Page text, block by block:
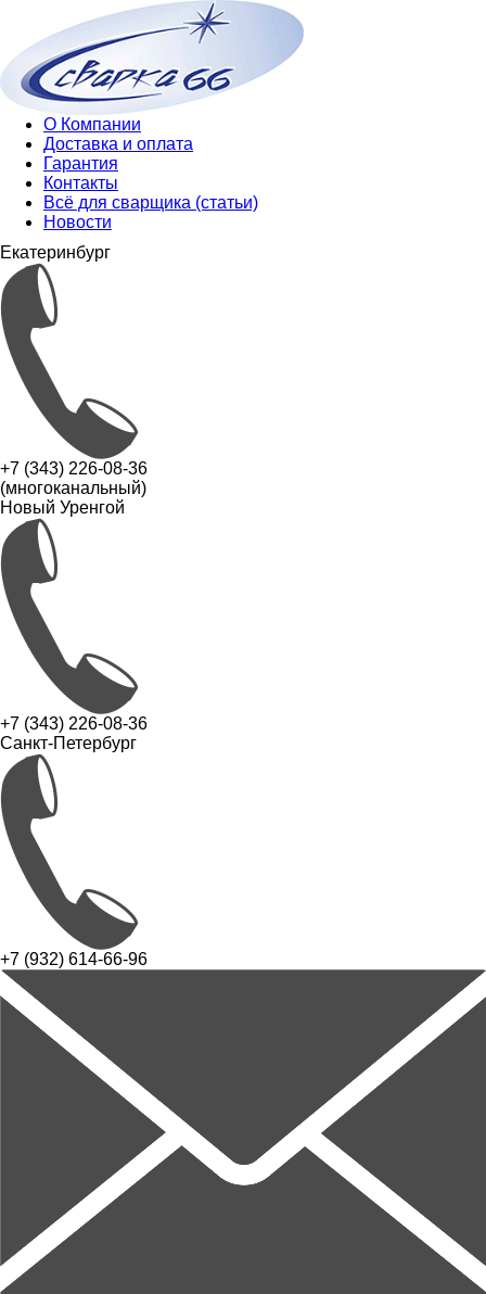
О Компании
Доставка и оплата
Гарантия
Контакты
Всё для сварщика (статьи)
Новости
Екатеринбург
+7 (343) 226-08-36
(многоканальный)
Новый Уренгой
+7 (343) 226-08-36
Санкт-Петербург
+7 (932) 614-66-96